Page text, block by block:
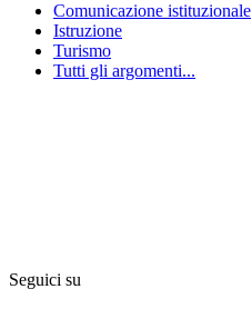
Comunicazione istituzionale
Istruzione
Turismo
Tutti gli argomenti...
Seguici su